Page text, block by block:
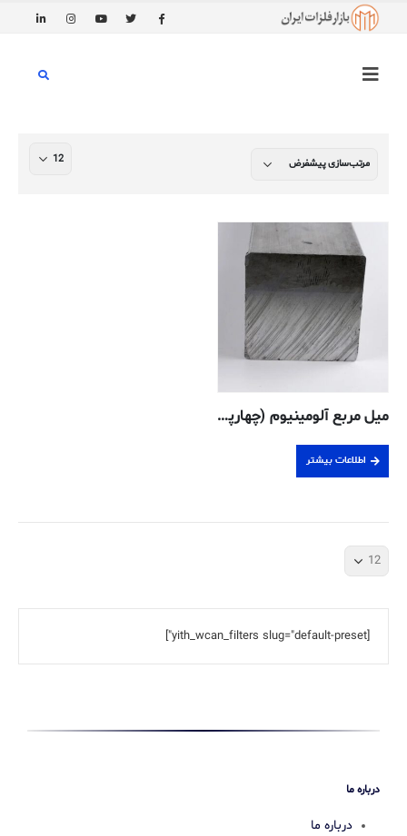
میل مربع آلومینیوم (چهارپهلو) – ۲۰ میلیمتر ۶۰۶۳ -T52-اکسترود شده
اطلاعات بیشتر
[yith_wcan_filters slug="default-preset"]
درباره ما
درباره ما